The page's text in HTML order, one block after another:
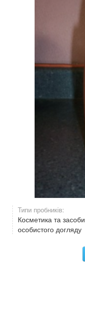
Типи пробників:
Косметика та засоби
особистого догляду